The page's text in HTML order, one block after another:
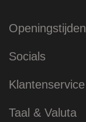
Openingstijden
Socials
Klantenservice
Taal & Valuta